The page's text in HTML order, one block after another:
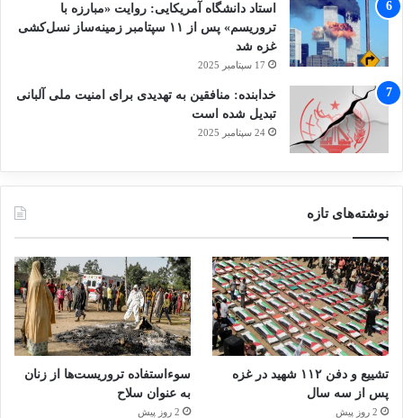
استاد دانشگاه آمریکایی: روایت «مبارزه با
تروریسم» پس از ۱۱ سپتامبر زمینه‌ساز نسل‌کشی
غزه شد
17 سپتامبر 2025
خدابنده: منافقین به تهدیدی برای امنیت ملی آلبانی
تبدیل شده است
24 سپتامبر 2025
نوشته‌های تازه
تشییع و دفن ۱۱۲ شهید در غزه
پس از سه سال
2 روز پیش
سوءاستفاده تروریست‌ها از زنان
به عنوان سلاح
2 روز پیش